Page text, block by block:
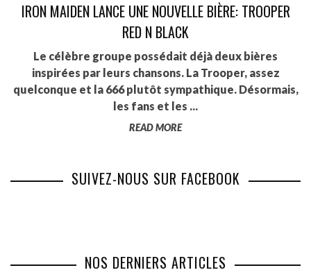
IRON MAIDEN LANCE UNE NOUVELLE BIÈRE: TROOPER
RED N BLACK
Le célèbre groupe possédait déjà deux bières
inspirées par leurs chansons. La Trooper, assez
quelconque et la 666 plutôt sympathique. Désormais,
les fans et les ...
READ MORE
SUIVEZ-NOUS SUR FACEBOOK
NOS DERNIERS ARTICLES